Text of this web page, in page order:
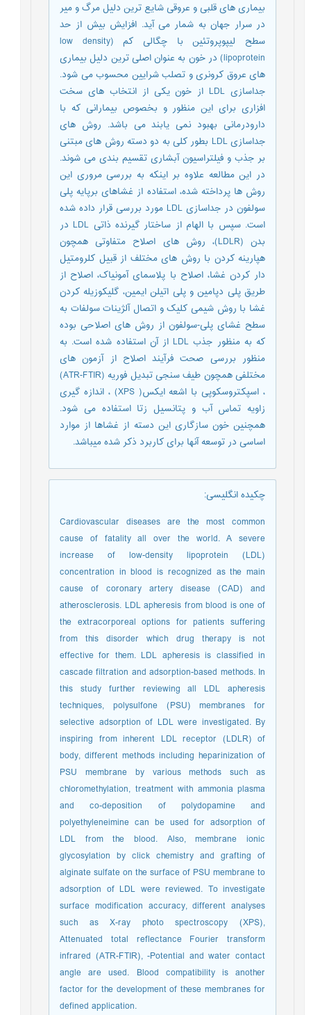
بیماری های قلبی و عروقی شایع ترین دلیل مرگ و میر
در سرار جهان به شمار می آید. افزایش بیش از حد
سطح لیپوپروتئین با چگالی کم (low density
lipoprotein) در خون به عنوان اصلی ترین دلیل بیماری
های عروق کرونری و تصلب شرایین محسوب می شود.
جداسازی LDL از خون یکی از انتخاب های سخت
افزاری برای این منظور و بخصوص بیمارانی که با
دارودرمانی بهبود نمی یابند می باشد. روش های
جداسازی LDL بطور کلی به دو دسته روش های مبتنی
بر جذب و فیلتراسیون آبشاری تقسیم بندی می شوند.
در این مطالعه علاوه بر اینکه به بررسی مروری این
روش ها پرداخته شده، استفاده از غشاهای برپایه پلی
سولفون در جداسازی LDL مورد بررسی قرار داده شده
است. سپس با الهام از ساختار گیرنده ذاتی LDL در
بدن (LDLR)، روش های اصلاح متفاوتی همچون
هپارینه کردن با روش های مختلف از قبیل کلرومتیل
دار کردن غشا، اصلاح با پلاسمای آمونیاک، اصلاح از
طریق پلی دپامین و پلی اتیلن ایمین، گلیکوزیله کردن
غشا با روش شیمی کلیک و اتصال آلژینات سولفات به
سطح غشای پلی-سولفون از روش های اصلاحی بوده
که به منظور جذب LDL از آن استفاده شده است. به
منظور بررسی صحت فرآیند اصلاح از آزمون های
مختلفی همچون طیف سنجی تبدیل فوریه (ATR-FTIR)
، اسپکتروسکوپی با اشعه ایکس( XPS) ، اندازه گیری
زاویه تماس آب و پتانسیل زتا استفاده می شود.
همچنین خون سازگاری این دسته از غشاها از موارد
اساسی در توسعه آنها برای کاربرد ذکر شده میباشد.
چکیده انگلیسی:
Cardiovascular diseases are the most common
cause of fatality all over the world. A severe
increase of low-density lipoprotein (LDL)
concentration in blood is recognized as the main
cause of coronary artery disease (CAD) and
atherosclerosis. LDL apheresis from blood is one of
the extracorporeal options for patients suffering
from this disorder which drug therapy is not
effective for them. LDL apheresis is classified in
cascade filtration and adsorption-based methods. In
this study further reviewing all LDL apheresis
techniques, polysulfone (PSU) membranes for
selective adsorption of LDL were investigated. By
inspiring from inherent LDL receptor (LDLR) of
body, different methods including heparinization of
PSU membrane by various methods such as
chloromethylation, treatment with ammonia plasma
and co-deposition of polydopamine and
polyethyleneimine can be used for adsorption of
LDL from the blood. Also, membrane ionic
glycosylation by click chemistry and grafting of
alginate sulfate on the surface of PSU membrane to
adsorption of LDL were reviewed. To investigate
surface modification accuracy, different analyses
such as X-ray photo spectroscopy (XPS),
Attenuated total reflectance Fourier transform
infrared (ATR-FTIR), -Potential and water contact
angle are used. Blood compatibility is another
factor for the development of these membranes for
defined application.